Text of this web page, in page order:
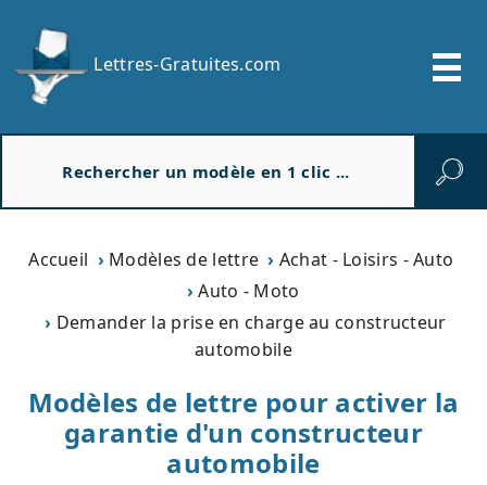
Lettres-Gratuites.com
Accueil Modèles de lettre
Achat - Loisirs - Auto
Auto - Moto
Demander la prise en charge au constructeur
automobile
Modèles de lettre pour activer la
garantie d'un constructeur
automobile